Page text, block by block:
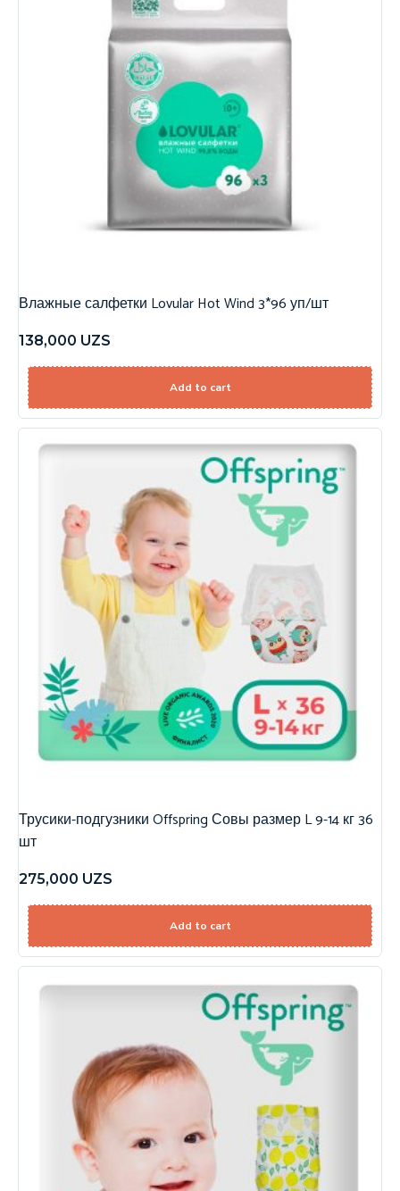
Влажные салфетки Lovular Hot Wind 3*96 уп/шт
138,000 UZS
Add to cart
Трусики-подгузники Offspring Совы размер L 9-14 кг 36
шт
275,000 UZS
Add to cart